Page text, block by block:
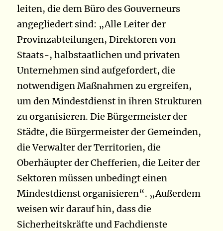
leiten, die dem Büro des Gouverneurs
angegliedert sind: „Alle Leiter der
Provinzabteilungen, Direktoren von
Staats-, halbstaatlichen und privaten
Unternehmen sind aufgefordert, die
notwendigen Maßnahmen zu ergreifen,
um den Mindestdienst in ihren Strukturen
zu organisieren. Die Bürgermeister der
Städte, die Bürgermeister der Gemeinden,
die Verwalter der Territorien, die
Oberhäupter der Chefferien, die Leiter der
Sektoren müssen unbedingt einen
Mindestdienst organisieren“. „Außerdem
weisen wir darauf hin, dass die
Sicherheitskräfte und Fachdienste